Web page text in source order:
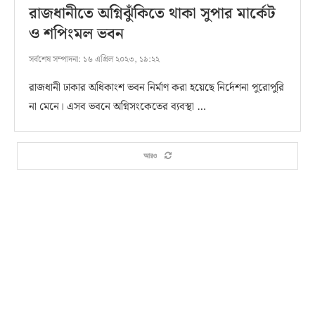
রাজধানীতে অগ্নিঝুঁকিতে থাকা সুপার মার্কেট
ও শপিংমল ভবন
সর্বশেষ সম্পাদনা: ১৬ এপ্রিল ২০২৩, ১৯:২২
রাজধানী ঢাকার অধিকাংশ ভবন নির্মাণ করা হয়েছে নির্দেশনা পুরোপুরি
না মেনে। এসব ভবনে অগ্নিসংকেতের ব্যবস্থা …
আরও